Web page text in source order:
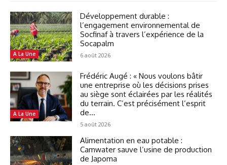
A La Une
Développement durable :
l’engagement environnemental de
Socfinaf à travers l’expérience de la
Socapalm
6 août 2026
A La Une
Frédéric Augé : « Nous voulons bâtir
une entreprise où les décisions prises
au siège sont éclairées par les réalités
du terrain. C’est précisément l’esprit
de...
5 août 2026
Alimentation en eau potable :
Camwater sauve l’usine de production
de Japoma